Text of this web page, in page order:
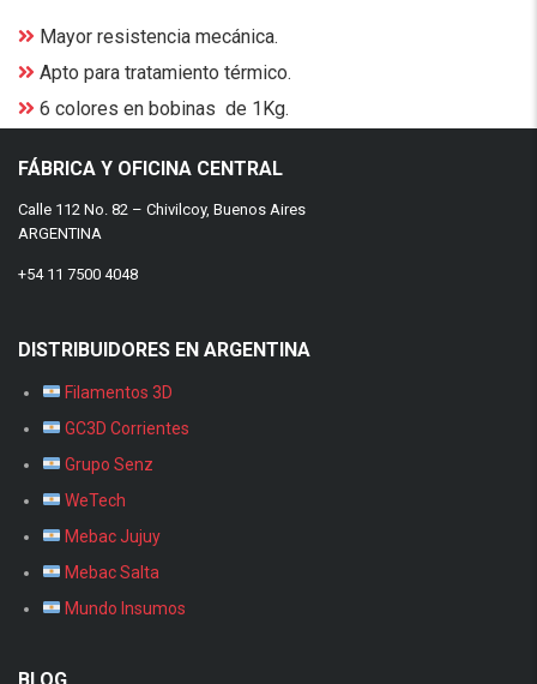
Mayor resistencia mecánica.
Apto para tratamiento térmico.
6 colores en bobinas de 1Kg.
FÁBRICA Y OFICINA CENTRAL
Calle 112 No. 82 – Chivilcoy, Buenos Aires
ARGENTINA
+54 11 7500 4048
DISTRIBUIDORES EN ARGENTINA
Filamentos 3D
GC3D Corrientes
Grupo Senz
WeTech
Mebac Jujuy
Mebac Salta
Mundo Insumos